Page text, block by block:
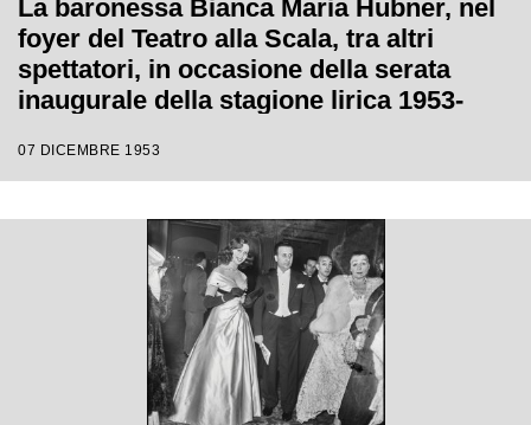
La baronessa Bianca Maria Hubner, nel
foyer del Teatro alla Scala, tra altri
spettatori, in occasione della serata
inaugurale della stagione lirica 1953-
Catalani, diretta da Carlo Maria Giulini,
07 DICEMBRE 1953